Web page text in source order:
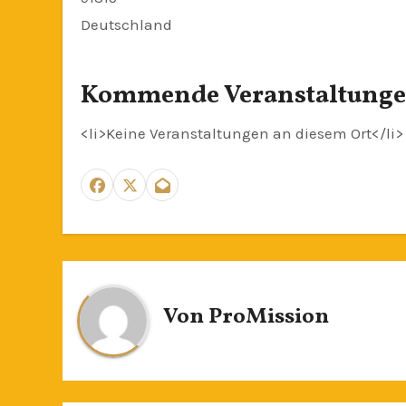
Deutschland
Kommende
<li>Keine Veranstaltungen an diesem Ort</li>
VonProMission